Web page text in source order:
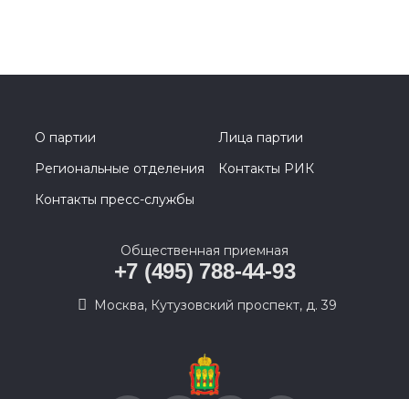
О партии
Лица партии
Региональные отделения
Контакты РИК
Контакты пресс-службы
Общественная приемная
+7 (495) 788-44-93
Москва, Кутузовский проспект, д. 39